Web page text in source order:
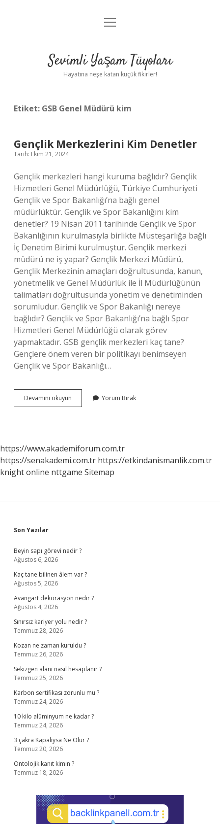
Anasayfa
Yasal Uyarı
menüyü
Sevimli Yaşam Tüyoları
Hayatına neşe katan küçük fikirler!
Etiket: GSB Genel Müdürü kim
Gençlik Merkezlerini Kim Denetler
Tarih: Ekim 21, 2024
Gençlik merkezleri hangi kuruma bağlıdır? Gençlik
Hizmetleri Genel Müdürlüğü, Türkiye Cumhuriyeti
Gençlik ve Spor Bakanlığı’na bağlı genel
müdürlüktür. Gençlik ve Spor Bakanlığını kim
denetler? 19 Nisan 2011 tarihinde Gençlik ve Spor
Bakanlığının kurulmasıyla birlikte Müsteşarlığa bağlı
İç Denetim Birimi kurulmuştur. Gençlik merkezi
müdürü ne iş yapar? Gençlik Merkezi Müdürü,
Gençlik Merkezinin amaçları doğrultusunda, kanun,
yönetmelik ve Genel Müdürlük ile İl Müdürlüğünün
talimatları doğrultusunda yönetim ve denetiminden
sorumludur. Gençlik ve Spor Bakanlığı nereye
bağlıdır? Gençlik ve Spor Bakanlığı’na bağlı Spor
Hizmetleri Genel Müdürlüğü olarak görev
yapmaktadır. GSB gençlik merkezleri kaç tane?
Gençlere önem veren bir politikayı benimseyen
Gençlik ve Spor Bakanlığı…
Devamını okuyun
Merkezlerini
Yorum Bırak
https://www.akademiforum.com.tr
https://senakademi.com.tr https://etkindanismanlik.com.tr
knight online nttgame Sitemap
Sidebar
Son Yazılar
Beyin sapı görevi nedir ?
Ağustos 6, 2026
Kaç tane bilinen âlem var ?
Ağustos 5, 2026
Avangart dekorasyon nedir ?
Ağustos 4, 2026
Sınırsız kariyer yolu nedir ?
Temmuz 28, 2026
Kozan ne zaman kuruldu ?
Temmuz 26, 2026
Sekizgen alanı nasıl hesaplanır ?
Temmuz 25, 2026
Karbon sertifikası zorunlu mu ?
Temmuz 24, 2026
10 kilo alüminyum ne kadar ?
Temmuz 24, 2026
3 çakra Kapalıysa Ne Olur ?
Temmuz 20, 2026
Ontolojik kanıt kimin ?
Temmuz 18, 2026